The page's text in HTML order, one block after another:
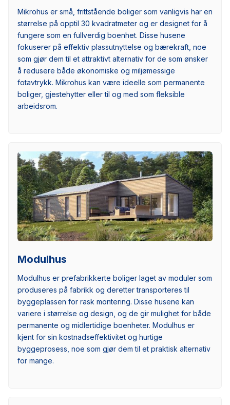
Mikrohus er små, frittstående boliger som vanligvis har en
størrelse på opptil 30 kvadratmeter og er designet for å
fungere som en fullverdig boenhet. Disse husene
fokuserer på effektiv plassutnyttelse og bærekraft, noe
som gjør dem til et attraktivt alternativ for de som ønsker
å redusere både økonomiske og miljømessige
fotavtrykk. Mikrohus kan være ideelle som permanente
boliger, gjestehytter eller til og med som fleksible
arbeidsrom.
Modulhus
Modulhus er prefabrikkerte boliger laget av moduler som
produseres på fabrikk og deretter transporteres til
byggeplassen for rask montering. Disse husene kan
variere i størrelse og design, og de gir mulighet for både
permanente og midlertidige boenheter. Modulhus er
kjent for sin kostnadseffektivitet og hurtige
byggeprosess, noe som gjør dem til et praktisk alternativ
for mange.